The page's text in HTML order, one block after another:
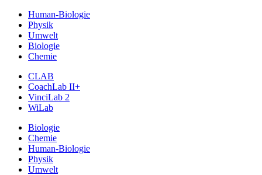
Human-Biologie
Physik
Umwelt
Biologie
Chemie
CLAB
CoachLab II+
VinciLab 2
WiLab
Biologie
Chemie
Human-Biologie
Physik
Umwelt